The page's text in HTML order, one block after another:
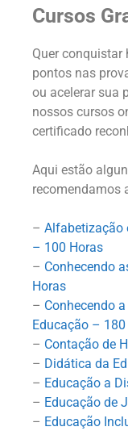
Cursos
Quer conquistar
pontos nas
ou acelerar sua
nossos cursos
certificado
Aqui estão
recomendamos
– Alfabetização
– 100 Horas
– Conhecendo
Horas
– Conhecendo
Educação –
– Contação de
– Didática da
– Educação a
– Educação de
– Educação